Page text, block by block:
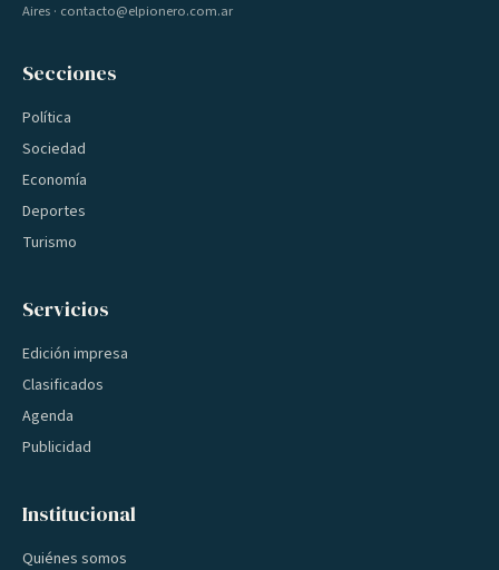
Aires · contacto@elpionero.com.ar
Secciones
Política
Sociedad
Economía
Deportes
Turismo
Servicios
Edición impresa
Clasificados
Agenda
Publicidad
Institucional
Quiénes somos